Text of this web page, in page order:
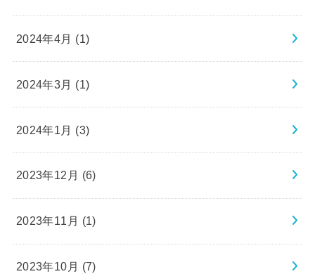
2024年4月 (1)
2024年3月 (1)
2024年1月 (3)
2023年12月 (6)
2023年11月 (1)
2023年10月 (7)